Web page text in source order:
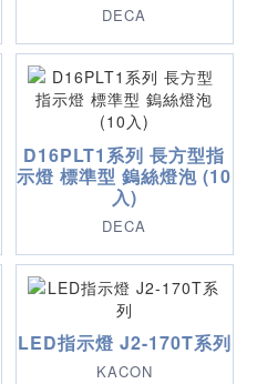
DECA
D16PLT1系列 長方型指
示燈 標準型 鎢絲燈泡 (10
入)
DECA
LED指示燈 J2-170T系列
KACON